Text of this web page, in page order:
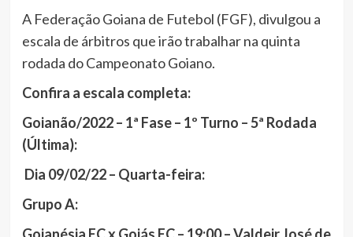
A Federação Goiana de Futebol (FGF), divulgou a
escala de árbitros que irão trabalhar na quinta
rodada do Campeonato Goiano.
Confira a escala completa:
Goianão/2022 – 1ª Fase – 1º Turno – 5ª Rodada
(Última):
Dia 09/02/22 – Quarta-feira:
Grupo A: